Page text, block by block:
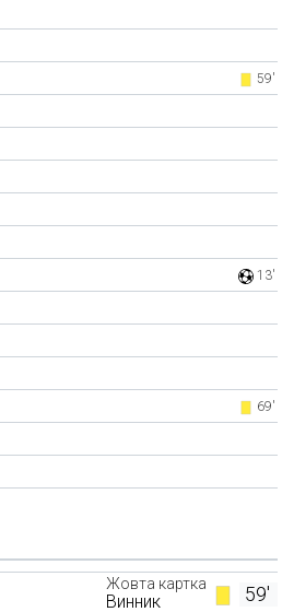
59'
13'
69'
59'
Жовта картка
Винник